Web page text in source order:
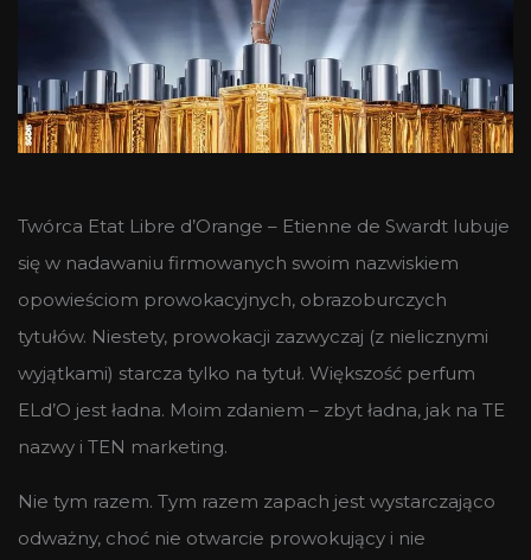
Twórca Etat Libre d’Orange – Etienne de Swardt lubuje
się w nadawaniu firmowanych swoim nazwiskiem
opowieściom prowokacyjnych, obrazoburczych
tytułów. Niestety, prowokacji zazwyczaj (z nielicznymi
wyjątkami) starcza tylko na tytuł. Większość perfum
ELd’O jest ładna. Moim zdaniem – zbyt ładna, jak na TE
nazwy i TEN marketing.
Nie tym razem. Tym razem zapach jest wystarczająco
odważny, choć nie otwarcie prowokujący i nie